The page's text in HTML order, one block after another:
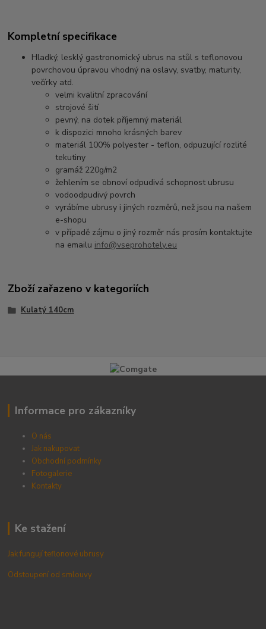
Kompletní specifikace
Hladký, lesklý gastronomický ubrus na stůl s teflonovou
povrchovou úpravou vhodný na oslavy, svatby, maturity,
večírky atd.
velmi kvalitní zpracování
strojové šití
pevný, na dotek příjemný materiál
k dispozici mnoho krásných barev
materiál 100% polyester - teflon, odpuzující rozlité
tekutiny
gramáž 220g/m2
žehlením se obnoví odpudivá schopnost ubrusu
vodoodpudivý povrch
vyrábíme ubrusy i jiných rozměrů, než jsou na našem
e-shopu
v případě zájmu o jiný rozměr nás prosím kontaktujte
na emailu info@vseprohotely.eu
Zboží zařazeno v kategoriích
Kulatý 140cm
Informace pro zákazníky
O nás
Jak nakupovat
Obchodní podmínky
Fotogalerie
Kontakty
Ke stažení
Jak fungují teflonové ubrusy
Odstoupení od smlouvy